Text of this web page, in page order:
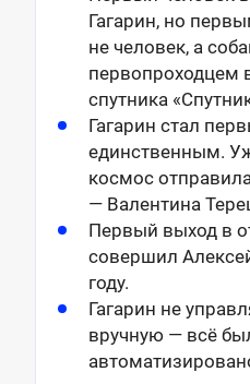
Гагарин, но
не человек, а
первопроходцем
спутника
Гагарин стал
единственным.
космос
— Валентина
Первый выход в
совершил
году.
Гагарин не
вручную — всё